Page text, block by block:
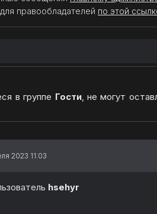
правообладателей по этой
в группе Гости, не могут
2023 11:03
hsehyr